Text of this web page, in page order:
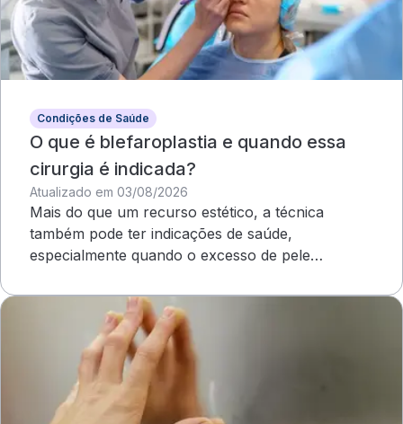
Condições de Saúde
O que é blefaroplastia e quando essa
cirurgia é indicada?
Atualizado em 03/08/2026
Mais do que um recurso estético, a técnica
também pode ter indicações de saúde,
especialmente quando o excesso de pele